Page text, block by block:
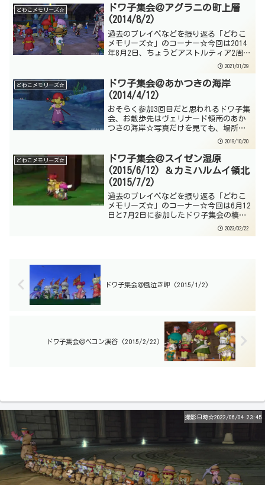
けていたんだけど、そのロ...
どわこメモリーズ☆
ドワ子集会＠アグラニの町上層
(2014/8/2)
過去のプレイベなどを振り返る「どわこ
メモリーズ☆」のコーナー☆今回は2014
年8月2日、ちょうどアストルティア2周年
の日に参加したドワ子集会の模様をお届
けするよ☆参考リンク: ドワ子集会 @ ウ
ィキ前回、獅子門の記事でも書いたけ
ど、この頃の...
2021/01/29
どわこメモリーズ☆
ドワ子集会＠あかつきの海岸
(2014/4/12)
おそらく参加3回目だと思われるドワ子集
会、お散歩先はヴェリナード領南のあか
つきの海岸☆写真だけを見ても、場所が
ヴェリナード領のどこかくらいしかわか
てくれているウィキがあるので参考にさ
せてもらったよ☆まずは...
2019/10/20
どわこメモリーズ☆
ドワ子集会＠スイゼン湿原
(2015/6/12) ＆カミハルムイ領北
(2015/7/2)
過去のプレイベなどを振り返る「どわこ
メモリーズ☆」のコーナー☆今回は6月12
日と7月2日に参加したドワ子集会の模様
をお届けするよ☆第101回 ドワ子集会こ
2023/02/22
ドワ子集会＠風泣き岬 (2015/1/2)
ドワ子集会＠ベコン渓谷 (2015/2/22)
撮影日時☆2022/06/04 23:45